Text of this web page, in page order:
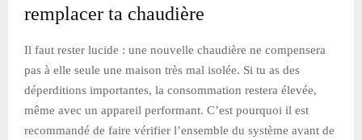
remplacer ta chaudière
Il faut rester lucide : une nouvelle chaudière ne compensera
pas à elle seule une maison très mal isolée. Si tu as des
déperditions importantes, la consommation restera élevée,
même avec un appareil performant. C’est pourquoi il est
recommandé de faire vérifier l’ensemble du système avant de